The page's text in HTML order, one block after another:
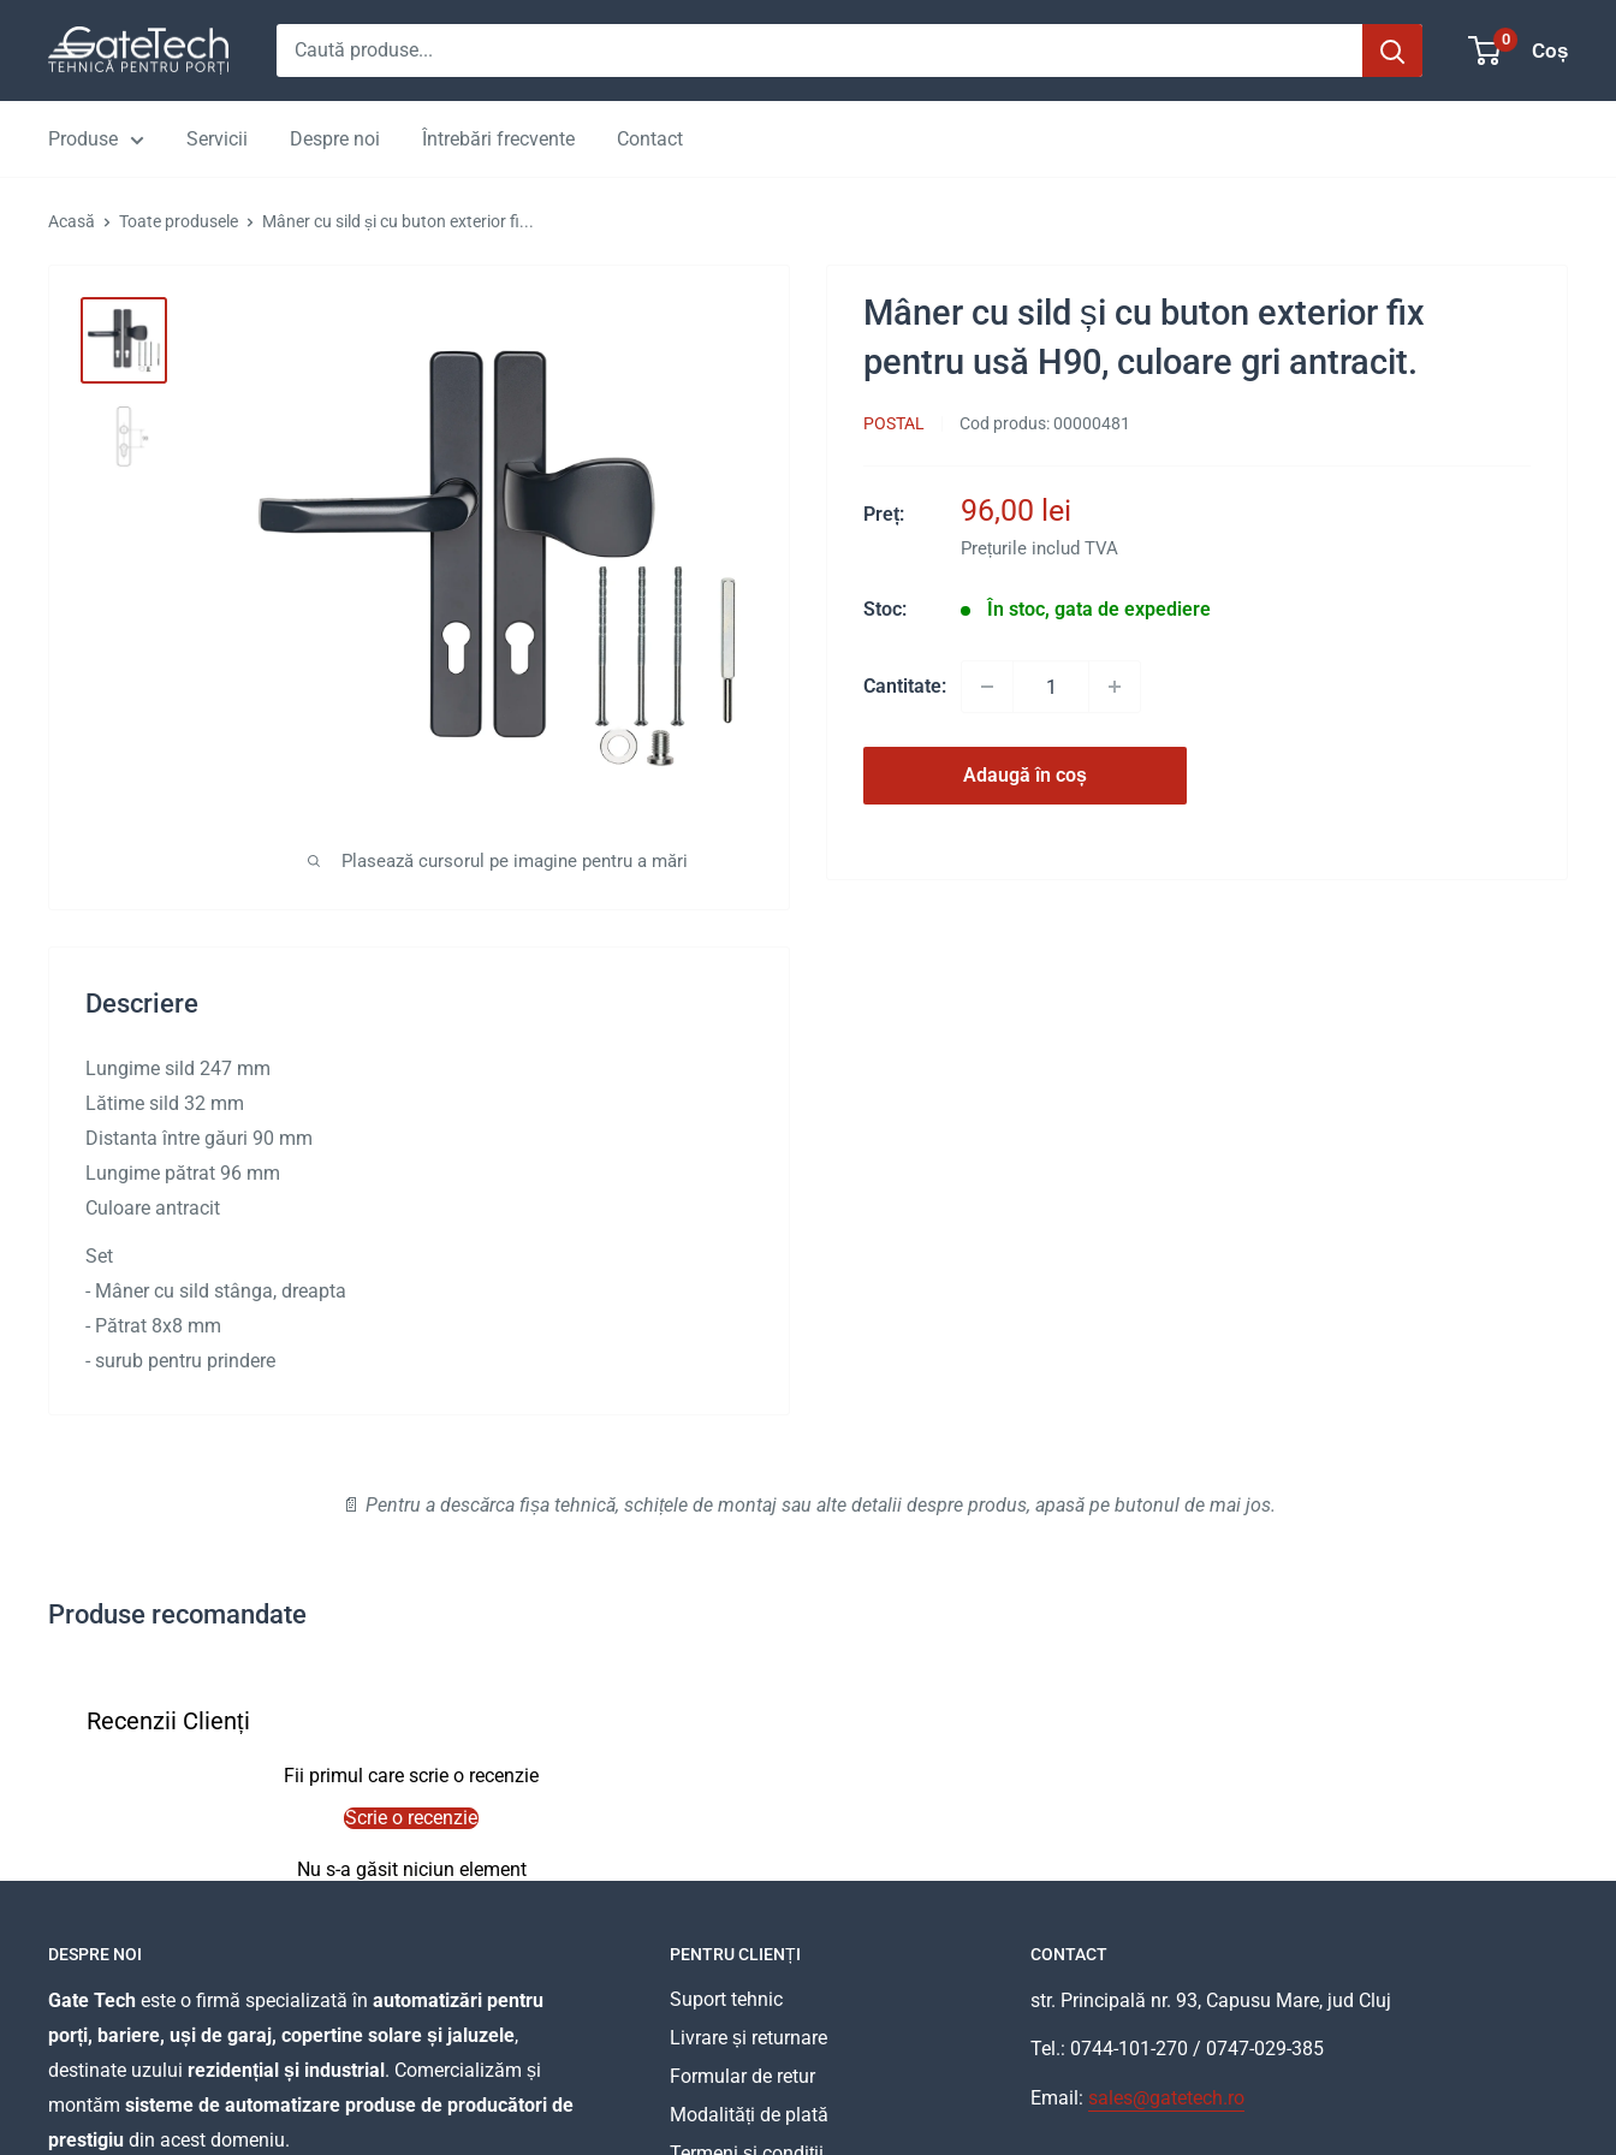
GateTech.ro 0 Coș
Produse Servicii Despre noi Întrebări frecvente Contact
Acasă Toate produsele Mâner cu sild și cu buton exterior fi...
Plasează cursorul pe imagine pentru a mări
Mâner cu sild și cu buton exterior fix
pentru usă H90, culoare gri antracit.
POSTAL Cod produs:00000481
Preț:
Preț
redus
96,00 lei
Prețurile includ TVA
Stoc: În stoc, gata de expediere
Cantitate:
Adaugă în coș
Descriere
Lungime sild 247 mm
Lătime sild 32 mm
Distanta între găuri 90 mm
Lungime pătrat 96 mm
Culoare antracit
Set
- Mâner cu sild stânga, dreapta
- Pătrat 8x8 mm
- surub pentru prindere
📄 Pentru a descărca fișa tehnică, schițele de montaj sau alte detalii despre produs, apasă pe butonul de mai jos.
Produse recomandate
Recenzii Clienți
Fii primul care scrie o recenzie
Scrie o recenzie
Nu s-a găsit niciun element
DESPRE NOI
Gate Tech este o firmă specializată în automatizări pentru
porți, bariere, uși de garaj, copertine solare și jaluzele,
destinate uzului rezidențial și industrial. Comercializăm și
montăm sisteme de automatizare produse de producători de
prestigiu din acest domeniu.
PENTRU CLIENȚI
Suport tehnic
Livrare și returnare
Formular de retur
Modalități de plată
CONTACT
str. Principală nr. 93, Capusu Mare, jud Cluj
Tel.: 0744-101-270 / 0747-029-385
Email: sales@gatetech.ro